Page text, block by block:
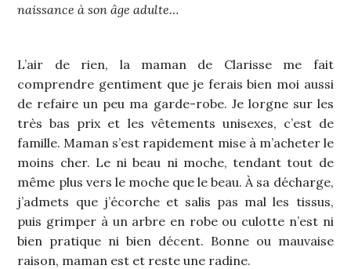
naissance à son âge adulte…
L’air de rien, la maman de Clarisse me fait
comprendre gentiment que je ferais bien moi aussi
de refaire un peu ma garde-robe. Je lorgne sur les
très bas prix et les vêtements unisexes, c’est de
famille. Maman s’est rapidement mise à m’acheter le
moins cher. Le ni beau ni moche, tendant tout de
même plus vers le moche que le beau. À sa décharge,
j’admets que j’écorche et salis pas mal les tissus,
puis grimper à un arbre en robe ou culotte n’est ni
bien pratique ni bien décent. Bonne ou mauvaise
raison, maman est et reste une radine.